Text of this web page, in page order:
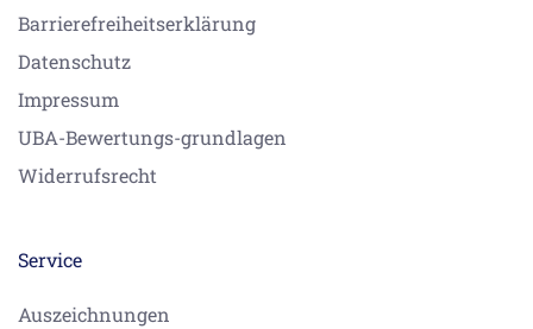
Barrierefreiheitserklärung
Datenschutz
Impressum
UBA-Bewertungs-grundlagen
Widerrufsrecht
Service
Auszeichnungen